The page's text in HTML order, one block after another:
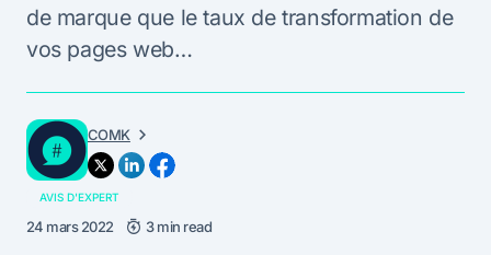
de marque que le taux de transformation de
vos pages web…
COMK
AVIS D'EXPERT
24 mars 2022 3 min read